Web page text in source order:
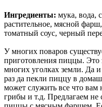
Ингредиенты: мука, вода,
растительное, мясной
томатный соус, черный
У многих поваров
приготовления пиццы. Это
многих уголках земли. Да
раз да пекли пиццу в
может служить все что вам
грибы и т.д. Предлагаем